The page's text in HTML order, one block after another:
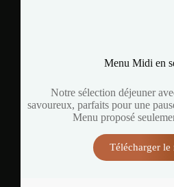
Menu Midi en
Notre sélection déjeuner
savoureux, parfaits pour une
Menu proposé
Télécharger le